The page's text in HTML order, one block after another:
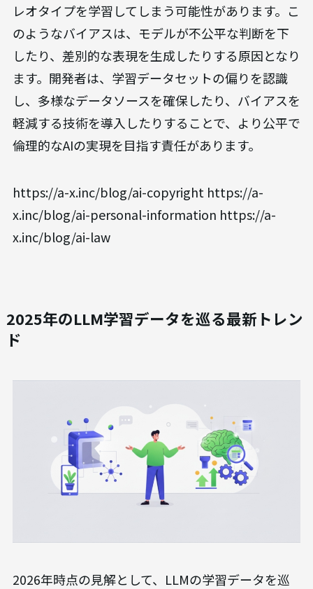
レオタイプを学習してしまう可能性があります。こ
のようなバイアスは、モデルが不公平な判断を下
したり、差別的な表現を生成したりする原因となり
ます。開発者は、学習データセットの偏りを認識
し、多様なデータソースを確保したり、バイアスを
軽減する技術を導入したりすることで、より公平で
倫理的なAIの実現を目指す責任があります。
https://a-x.inc/blog/ai-copyright https://a-
x.inc/blog/ai-personal-information https://a-
x.inc/blog/ai-law
2025年のLLM学習データを巡る最新トレン
ド
2026年時点の見解として、LLMの学習データを巡